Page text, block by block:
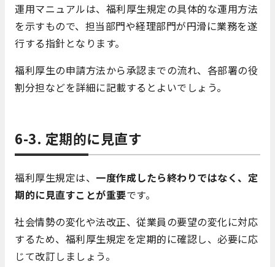
運用マニュアルは、福利厚生規定の具体的な運用方法
を示すもので、担当部門や経理部門が円滑に業務を遂
行する指針となります。
福利厚生の申請方法から承認までの流れ、各部署の役
割分担などを詳細に記載するとよいでしょう。
6-3. 定期的に見直す
福利厚生規定は、 一度作成したら終わりではなく、定
期的に見直すことが重要です。
社会情勢の変化や法改正、従業員の要望の変化に対応
するため、福利厚生規定を定期的に確認し、必要に応
じて改訂しましょう。